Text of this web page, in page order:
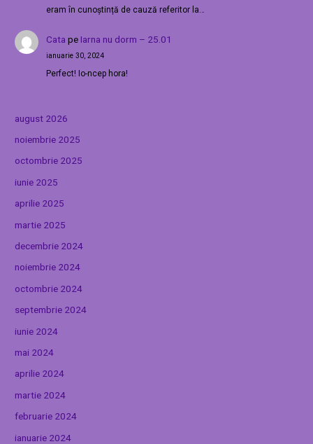
eram în cunoștință de cauză referitor la…
Cata pe Iarna nu dorm – 25.01
ianuarie 30, 2024
Perfect! Io-ncep hora!
august 2026
noiembrie 2025
octombrie 2025
iunie 2025
aprilie 2025
martie 2025
decembrie 2024
noiembrie 2024
octombrie 2024
septembrie 2024
iunie 2024
mai 2024
aprilie 2024
martie 2024
februarie 2024
ianuarie 2024